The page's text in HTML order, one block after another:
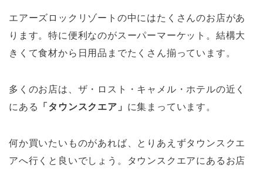
エアーズロックリゾートの中にはたくさんのお店があ
ります。特に便利なのがスーパーマーケット。結構大
きくて食材から日用品までたくさん揃っています。
多くのお店は、ザ・ロスト・キャメル・ホテルの近く
にある
「タウンスクエア」 に集まっています。
何か買いたいものがあれば、とりあえずタウンスクエ
アへ行くと良いでしょう。タウンスクエアにあるお店